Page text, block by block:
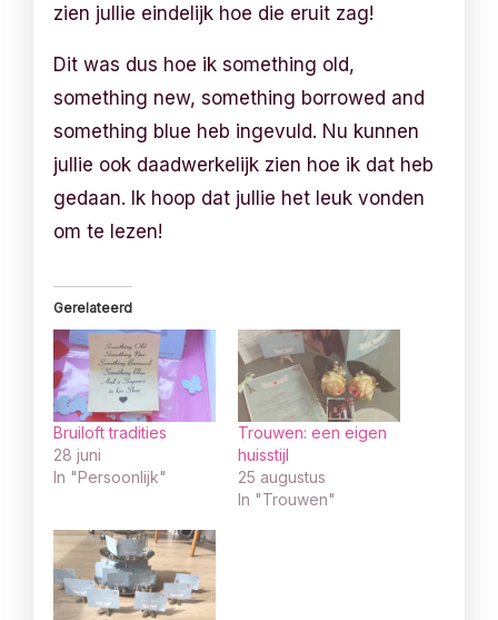
zien jullie eindelijk hoe die eruit zag!
Dit was dus hoe ik something old,
something new, something borrowed and
something blue heb ingevuld. Nu kunnen
jullie ook daadwerkelijk zien hoe ik dat heb
gedaan. Ik hoop dat jullie het leuk vonden
om te lezen!
Gerelateerd
Bruiloft tradities
28 juni
In "Persoonlijk"
Trouwen: een eigen
huisstijl
25 augustus
In "Trouwen"